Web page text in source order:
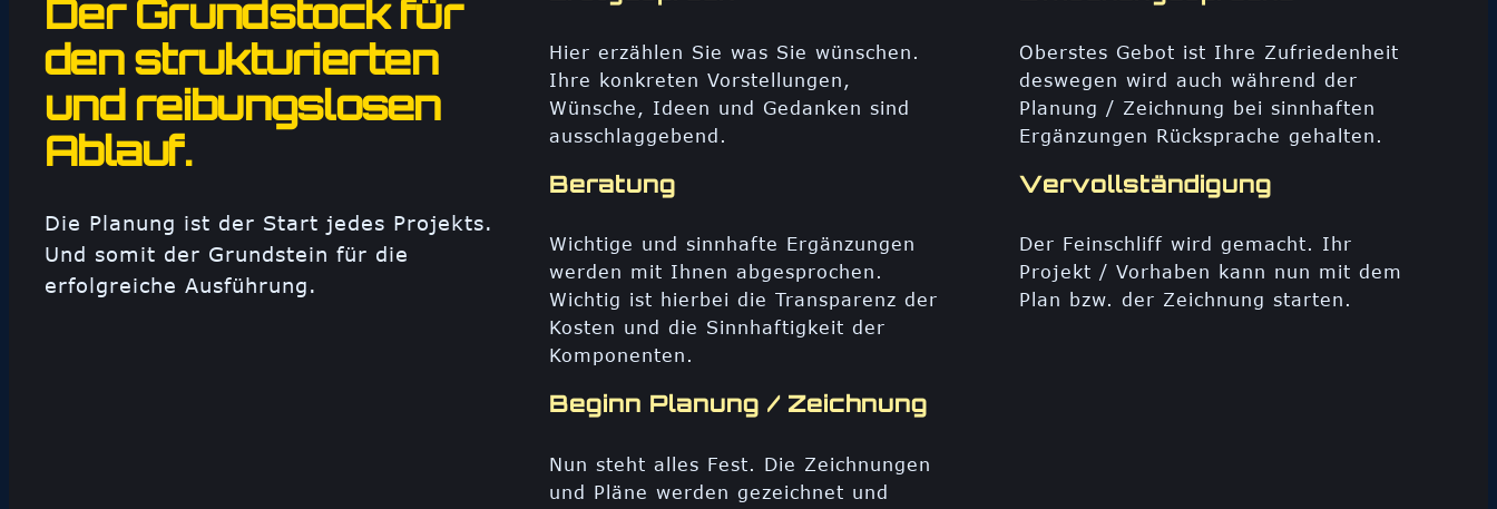
Der Grundstock für
den strukturierten
und reibungslosen
Ablauf.
Die Planung ist der Start jedes Projekts.
Und somit der Grundstein für die
erfolgreiche Ausführung.
Hier erzählen Sie was Sie wünschen.
Ihre konkreten Vorstellungen,
Wünsche, Ideen und Gedanken sind
ausschlaggebend.
Beratung
Wichtige und sinnhafte Ergänzungen
werden mit Ihnen abgesprochen.
Wichtig ist hierbei die Transparenz der
Kosten und die Sinnhaftigkeit der
Komponenten.
Beginn Planung / Zeichnung
Nun steht alles Fest. Die Zeichnungen
und Pläne werden gezeichnet und
Oberstes Gebot ist Ihre Zufriedenheit
deswegen wird auch während der
Planung / Zeichnung bei sinnhaften
Ergänzungen Rücksprache gehalten.
Vervollständigung
Der Feinschliff wird gemacht. Ihr
Projekt / Vorhaben kann nun mit dem
Plan bzw. der Zeichnung starten.